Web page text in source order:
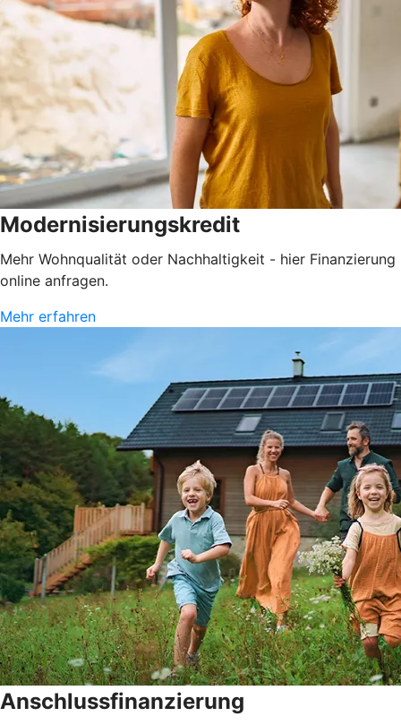
Modernisierungskredit
Mehr Wohnqualität oder Nachhaltigkeit - hier Finanzierung
online anfragen.
Mehr erfahren
Anschlussfinanzierung